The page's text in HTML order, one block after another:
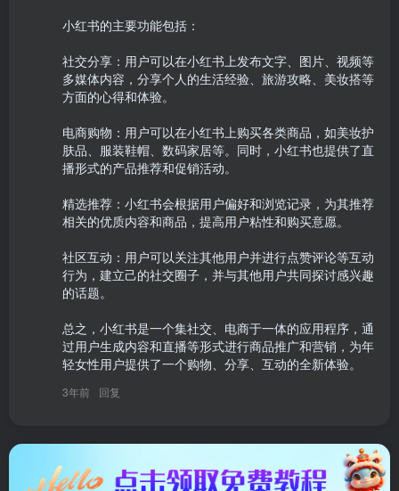
小红书的主要功能包括：
社交分享：用户可以在小红书上发布文字、图片、视频等
多媒体内容，分享个人的生活经验、旅游攻略、美妆搭等
方面的心得和体验。
电商购物：用户可以在小红书上购买各类商品，如美妆护
肤品、服装鞋帽、数码家居等。同时，小红书也提供了直
播形式的产品推荐和促销活动。
精选推荐：小红书会根据用户偏好和浏览记录，为其推荐
相关的优质内容和商品，提高用户粘性和购买意愿。
社区互动：用户可以关注其他用户并进行点赞评论等互动
行为，建立己的社交圈子，并与其他用户共同探讨感兴趣
的话题。
总之，小红书是一个集社交、电商于一体的应用程序，通
过用户生成内容和直播等形式进行商品推广和营销，为年
轻女性用户提供了一个购物、分享、互动的全新体验。
3年前 回复